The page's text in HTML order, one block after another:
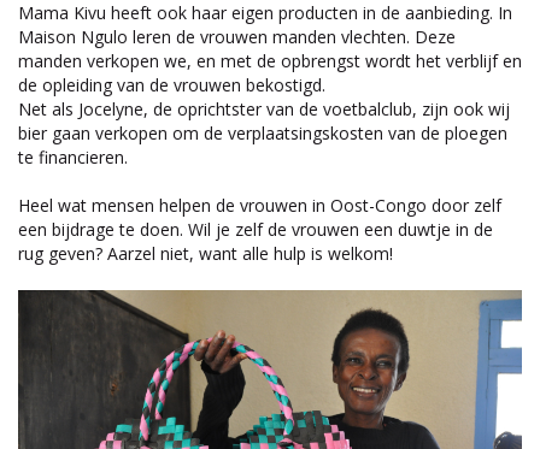
Mama Kivu heeft ook haar eigen producten in de aanbieding. In
Maison Ngulo leren de vrouwen manden vlechten. Deze
manden verkopen we, en met de opbrengst wordt het verblijf en
de opleiding van de vrouwen bekostigd.
Net als Jocelyne, de oprichtster van de voetbalclub, zijn ook wij
bier gaan verkopen om de verplaatsingskosten van de ploegen
te financieren.
Heel wat mensen helpen de vrouwen in Oost-Congo door zelf
een bijdrage te doen. Wil je zelf de vrouwen een duwtje in de
rug geven? Aarzel niet, want alle hulp is welkom!